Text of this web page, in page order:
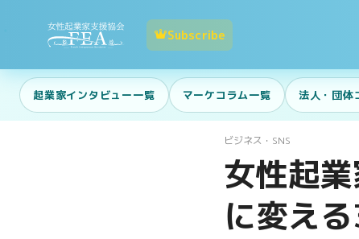
Subscribe
起業家インタビュー一覧 マーケコラム一覧 法人・団体
ビジネス・SNS
女性起
に変え